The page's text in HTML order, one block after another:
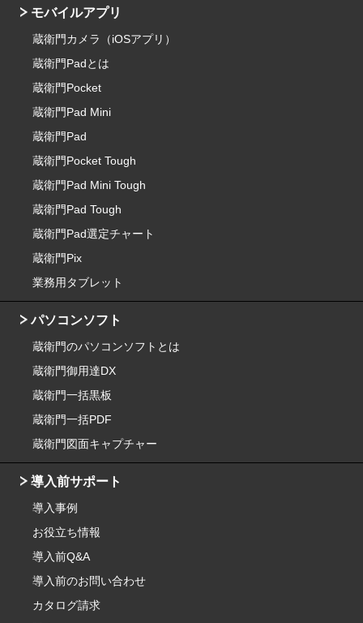
モバイルアプリ
蔵衛門カメラ（iOSアプリ）
蔵衛門Padとは
蔵衛門Pocket
蔵衛門Pad Mini
蔵衛門Pad
蔵衛門Pocket Tough
蔵衛門Pad Mini Tough
蔵衛門Pad Tough
蔵衛門Pad選定チャート
蔵衛門Pix
業務用タブレット
パソコンソフト
蔵衛門のパソコンソフトとは
蔵衛門御用達DX
蔵衛門一括黒板
蔵衛門一括PDF
蔵衛門図面キャプチャー
導入前サポート
導入事例
お役立ち情報
導入前Q&A
導入前のお問い合わせ
カタログ請求